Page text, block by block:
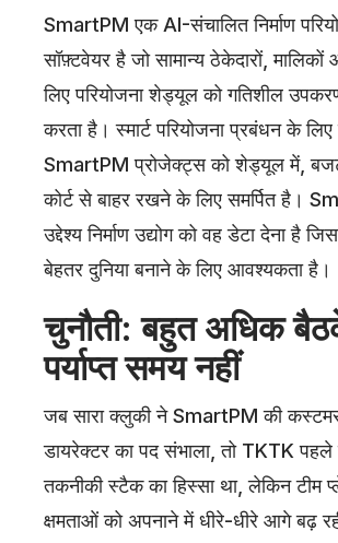
SmartPM एक AI-संचालित निर्माण
सॉफ़्टवेयर है जो सामान्य ठेकेदारों,
लिए परियोजना शेड्यूल को गतिशील
करता है। स्मार्ट परियोजना प्रबंधन के लिए
SmartPM प्रोजेक्ट्स को शेड्यूल में,
कोर्ट से बाहर रखने के लिए समर्पित है।
उद्देश्य निर्माण उद्योग को वह डेटा देना है
बेहतर दुनिया बनाने के लिए आवश्यकता है।
चुनौती: बहुत अधिक
पर्याप्त समय नहीं
जब सारा क्लुकी ने SmartPM की
डायरेक्टर का पद संभाला, तो TKTK
तकनीकी स्टैक का हिस्सा था, लेकिन टीम
क्षमताओं को अपनाने में धीरे-धीरे आगे बढ़